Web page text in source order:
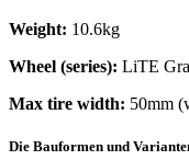
Weight: 10.6kg
Wheel (series): LiTE
Max tire width: 50mm
Die Bauformen und